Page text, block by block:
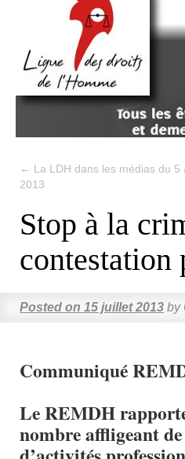
← La LDH dans les médias du 5
2013
Stop à la
contestation
Posted on 15 juillet 2013 by
Communiqué
Le REMDH
nombre affligeant